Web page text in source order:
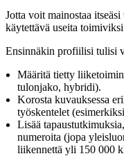
Jotta voit mainostaa
käytettävä useita
Ensinnäkin profiilisi tulisi
Määritä tietty
tulonjako, hybridi).
Korosta kuvauksessa
työskentelet
Lisää
numeroita (jopa
liikennettä yli 150 000